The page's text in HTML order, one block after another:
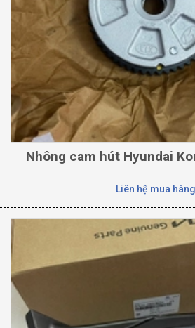
Nhông cam hút Hyundai
Liên hệ mua hàng